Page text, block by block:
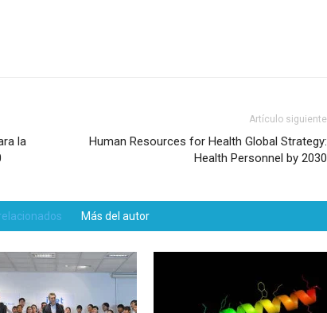
la
Artículo siguiente
Human Resources for Health Global Strategy:
Health Personnel by 2030
Más del autor